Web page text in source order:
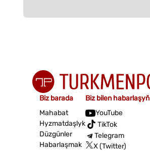
Biz barada
Mahabat
Hyzmatdaşlyk
Düzgünler
Habarlaşmak
Biz bilen habarlaşyň
YouTube
TikTok
Telegram
X (Twitter)